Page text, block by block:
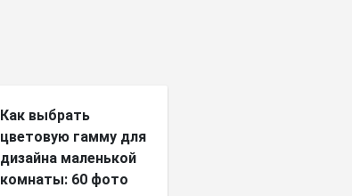
Как выбрать
цветовую гамму для
дизайна маленькой
комнаты: 60 фото